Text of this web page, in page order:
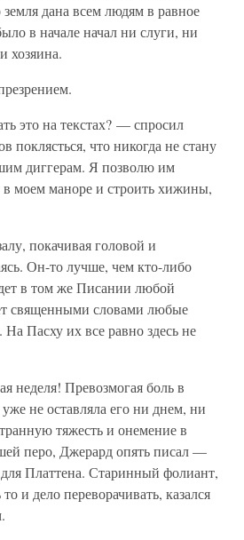
дана всем людям в равное
в начале начал ни слуги, ни
хозяина.
это на текстах? — спросил
поклясться, что никогда не стану
диггерам. Я позволю им
в моем маноре и строить хижины,
покачивая головой и
Он-то лучше, чем кто-либо
в том же Писании любой
священными словами любые
Пасху их все равно здесь не
неделя! Превозмогая боль в
уже не оставляла его ни днем, ни
тяжесть и онемение в
перо, Джерард опять писал —
для Платтена. Старинный фолиант,
и дело переворачивать, казался